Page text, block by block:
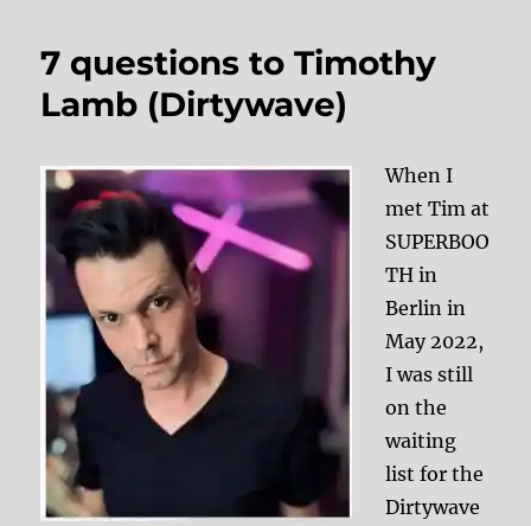
7 questions to Timothy
Lamb (Dirtywave)
When I
met Tim at
SUPERBOO
TH in
Berlin in
May 2022,
I was still
on the
waiting
list for the
Dirtywave